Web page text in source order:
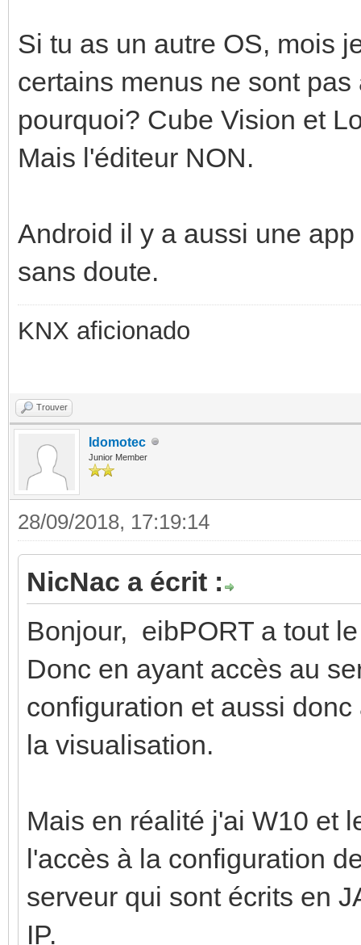
Si tu as un autre OS, mois
certains menus ne sont
pourquoi? Cube Vision et
Mais l'éditeur NON.
Android il y a aussi une
sans doute.
KNX aficionado
Trouver
Idomotec
Junior Member
28/09/2018, 17:19:14
NicNac a écrit :
Bonjour, eibPORT a tout
Donc en ayant accès au
configuration et aussi
la visualisation.
Mais en réalité j'ai W10 et
l'accès à la configuration
serveur qui sont écrits en
IP.